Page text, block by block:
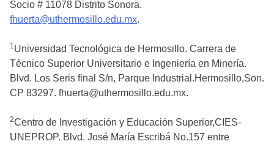
Socio # 11078 Distrito Sonora.
fhuerta@uthermosillo.edu.mx.
1 Universidad Tecnológica de Hermosillo. Carrera de
Técnico Superior Universitario e Ingeniería en Minería.
Blvd. Los Seris final S/n, Parque Industrial.Hermosillo,Son.
CP 83297. fhuerta@uthermosillo.edu.mx.
2Centro de Investigación y Educación Superior,CIES-
UNEPROP. Blvd. José María Escribá No.157 entre